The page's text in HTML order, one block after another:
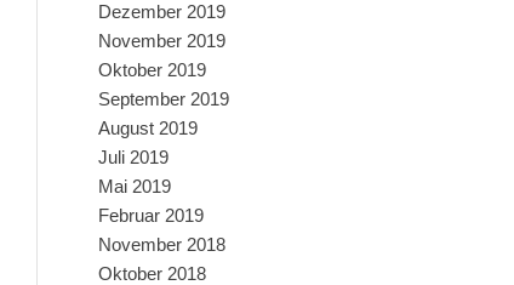
Dezember 2019
November 2019
Oktober 2019
September 2019
August 2019
Juli 2019
Mai 2019
Februar 2019
November 2018
Oktober 2018